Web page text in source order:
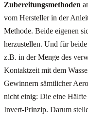
Zubereitungsmethoden
vom Hersteller in der
Methode. Beide eigenen
herzustellen. Und für
z.B. in der Menge des
Kontaktzeit mit dem
Gewinnern sämtlicher
nicht einig: Die eine Hälfte
Invert-Prinzip. Darum